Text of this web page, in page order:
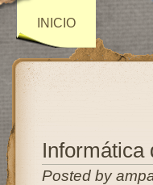
INICIO
Informática
Posted by